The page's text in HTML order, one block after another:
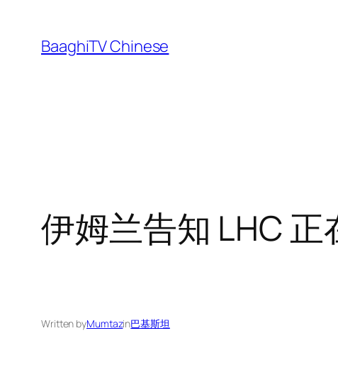
content
BaaghiTV Chinese
伊姆兰告知 LHC
Written byMumtazin巴基斯坦